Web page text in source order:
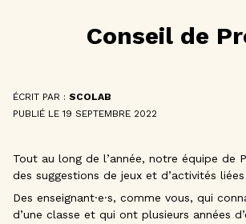
Conseil de
ÉCRIT PAR : SCOLAB
PUBLIÉ LE 19 SEPTEMBRE 2022
Tout au long de l’année, notre équipe de
des suggestions de jeux et d’activités
Des enseignant·e·s, comme vous, qui
d’une classe et qui ont plusieurs années